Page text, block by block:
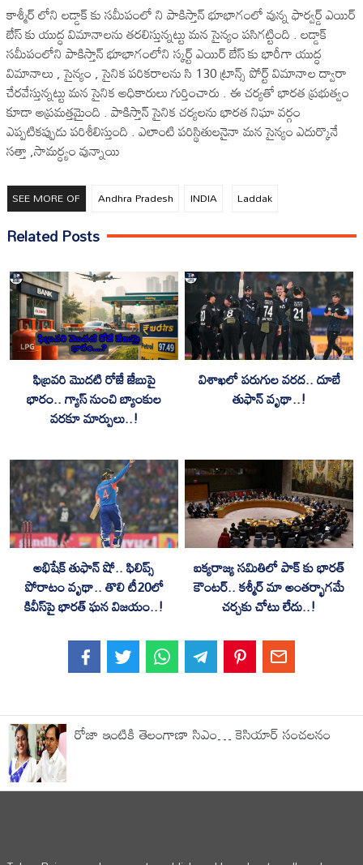
కాశ్మీర్ లోని లడ్డాక్ కు సమీపంలో ని పాకిస్తాన్ భూభాగంలో వున్న ఫార్వర్డ్ ఎయిర్
బేస్ కు యుద్ధ విమానాలను తరలిస్తున్నట్టు మన సైన్యం పసిగట్టింది . లడ్డాక్
సమీపంలోని పాకిస్తాన్ భూభాగంలోని స్కర్ట్ ఎయిర్ బేస్ కు భారీగా యుద్ధ
విమానాలు , సైన్యం , సైనిక పరికరాలను సి 130 ట్రాన్స్ పోర్ట్ విమానాల ద్వారా
చేరవేస్తున్నట్టు మన సైనిక అధికారులు గుర్తించారు . ఈ చర్యతో భారత ప్రభుత్వం
కూడా అప్రమత్తమైంది . పాకిస్తాన్ సైనిక చర్యలను భారత నిఘా వర్గం
ఎప్పటికప్పుడు పరిశీలిస్తుంది . ఎలాంటి పరిస్థితులనైనా మన సైన్యం ఎదుర్కొనే
సత్తా ,సామర్ధ్యం వున్నాయి
SEE MORE OF Andhra Pradesh INDIA Laddak
Related Posts
ఫిబ్రవరి మొదటి రోజే జేబుపై
భారం.. గ్యాస్‌ నుంచి బ్యాంకుల
వరకూ మార్పులు..!
విశాఖలో పరుగుల వరద.. దూబే
తుఫాన్ వృథా..!
అభిషేక్ తుఫాన్ షో.. ఫిలిప్స్
పోరాటం వృథా.. తొలి టీ20లో
కివీస్‌పై భారత్ ఘన విజయం..!
ఐక్యరాజ్య సమితిలో పాక్ కు భారత్
కౌంటర్.. కశ్మీర్ మా అంతర్భాగమే
చర్చకు చోటు లేదు..!
రోజా ఇంటికి తెలంగాణా సిఎం… కెసియార్ సంచలనం